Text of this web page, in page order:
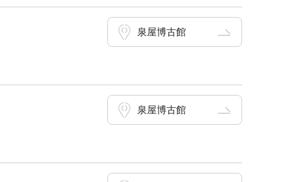
泉屋博古館
泉屋博古館